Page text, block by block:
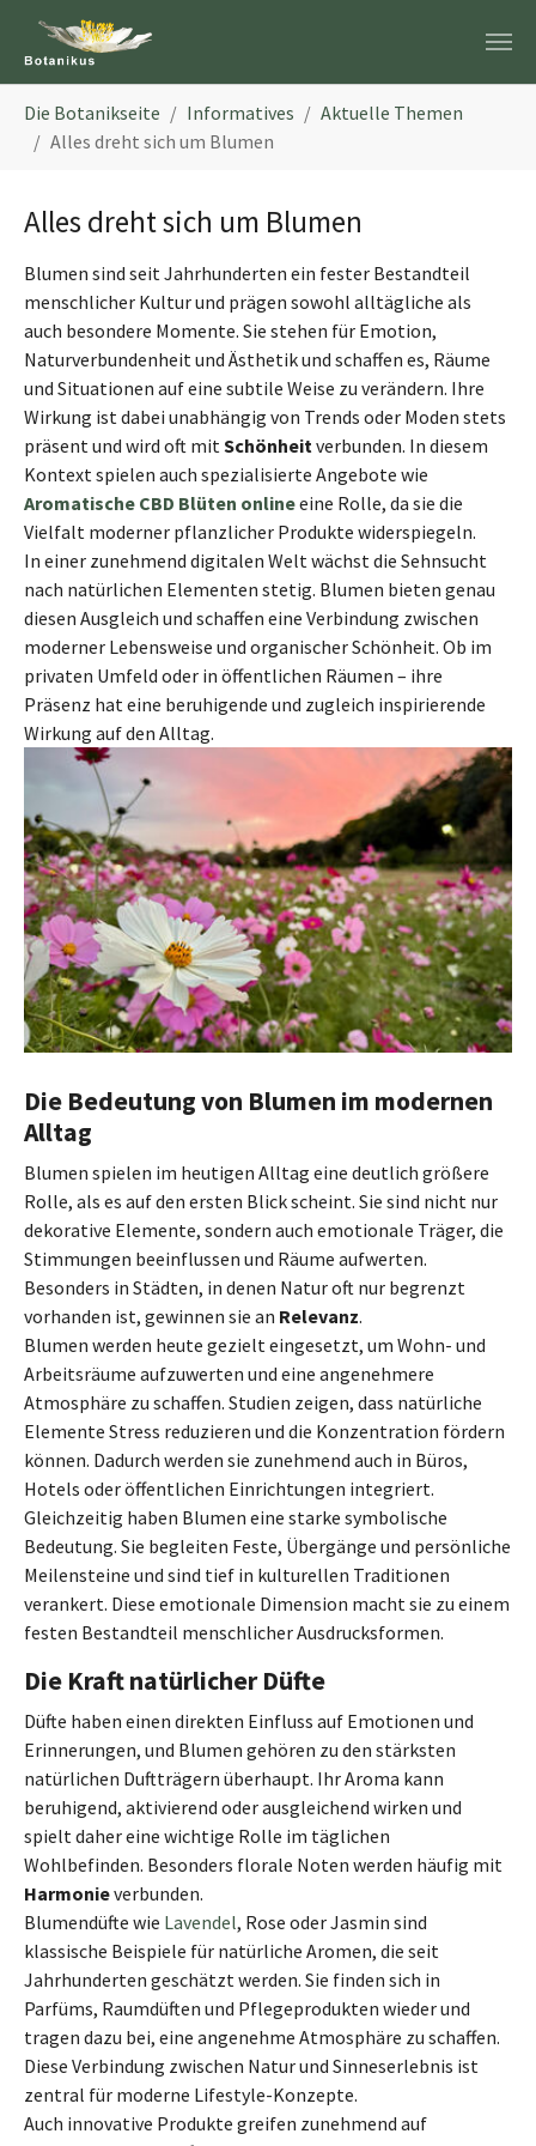
Die Botanikseite Informatives
Aktuelle Themen
Alles dreht sich um Blumen
Alles dreht sich um Blumen
Blumen sind seit Jahrhunderten ein fester Bestandteil
menschlicher Kultur und prägen sowohl alltägliche als
auch besondere Momente. Sie stehen für Emotion,
Naturverbundenheit und Ästhetik und schaffen es, Räume
und Situationen auf eine subtile Weise zu verändern. Ihre
Wirkung ist dabei unabhängig von Trends oder Moden stets
präsent und wird oft mitSchönheitverbunden. In diesem
Kontext spielen auch spezialisierte Angebote wie
Aromatische CBD Blüten onlineeine Rolle, da sie die
Vielfalt moderner pflanzlicher Produkte widerspiegeln.
In einer zunehmend digitalen Welt wächst die Sehnsucht
nach natürlichen Elementen stetig. Blumen bieten genau
diesen Ausgleich und schaffen eine Verbindung zwischen
moderner Lebensweise und organischer Schönheit. Ob im
privaten Umfeld oder in öffentlichen Räumen – ihre
Präsenz hat eine beruhigende und zugleich inspirierende
Wirkung auf den Alltag.
Die Bedeutung von Blumen im modernen
Alltag
Blumen spielen im heutigen Alltag eine deutlich größere
Rolle, als es auf den ersten Blick scheint. Sie sind nicht nur
dekorative Elemente, sondern auch emotionale Träger, die
Stimmungen beeinflussen und Räume aufwerten.
Besonders in Städten, in denen Natur oft nur begrenzt
vorhanden ist, gewinnen sie an Relevanz.
Blumen werden heute gezielt eingesetzt, um Wohn- und
Arbeitsräume aufzuwerten und eine angenehmere
Atmosphäre zu schaffen. Studien zeigen, dass natürliche
Elemente Stress reduzieren und die Konzentration fördern
können. Dadurch werden sie zunehmend auch in Büros,
Hotels oder öffentlichen Einrichtungen integriert.
Gleichzeitig haben Blumen eine starke symbolische
Bedeutung. Sie begleiten Feste, Übergänge und persönliche
Meilensteine und sind tief in kulturellen Traditionen
verankert. Diese emotionale Dimension macht sie zu einem
festen Bestandteil menschlicher Ausdrucksformen.
Die Kraft natürlicher Düfte
Düfte haben einen direkten Einfluss auf Emotionen und
Erinnerungen, und Blumen gehören zu den stärksten
natürlichen Duftträgern überhaupt. Ihr Aroma kann
beruhigend, aktivierend oder ausgleichend wirken und
spielt daher eine wichtige Rolle im täglichen
Wohlbefinden. Besonders florale Noten werden häufig mit
Harmonieverbunden.
Blumendüfte wie Lavendel, Rose oder Jasmin sind
klassische Beispiele für natürliche Aromen, die seit
Jahrhunderten geschätzt werden. Sie finden sich in
Parfüms, Raumdüften und Pflegeprodukten wieder und
tragen dazu bei, eine angenehme Atmosphäre zu schaffen.
Diese Verbindung zwischen Natur und Sinneserlebnis ist
zentral für moderne Lifestyle-Konzepte.
Auch innovative Produkte greifen zunehmend auf